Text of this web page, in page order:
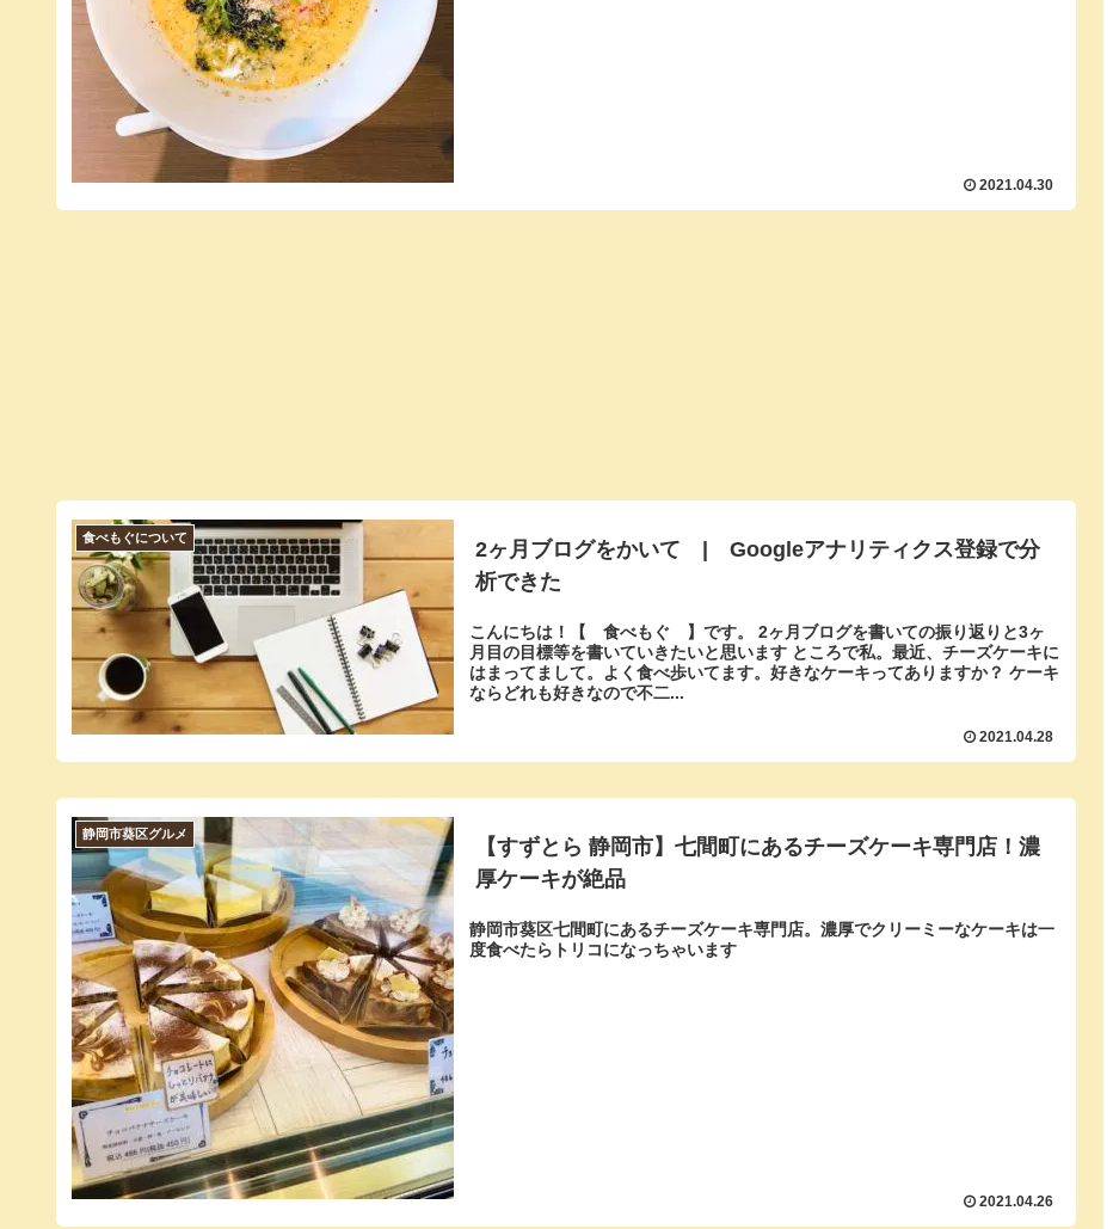
2021.04.30
食べもぐについて
2ヶ月ブログをかいて | Googleアナリティクス登録で分
析できた
こんにちは！【 食べもぐ 】です。 2ヶ月ブログを書いての振り返りと3ヶ
月目の目標等を書いていきたいと思います ところで私。最近、チーズケーキに
はまってまして。よく食べ歩いてます。好きなケーキってありますか？ ケーキ
ならどれも好きなので不二...
2021.04.28
静岡市葵区グルメ
【すずとら 静岡市】七間町にあるチーズケーキ専門店！濃
厚ケーキが絶品
静岡市葵区七間町にあるチーズケーキ専門店。濃厚でクリーミーなケーキは一
度食べたらトリコになっちゃいます
2021.04.26